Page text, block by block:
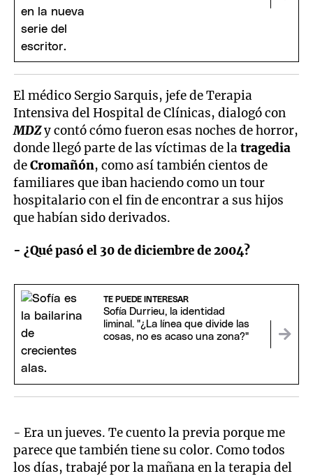
El médico Sergio Sarquis, jefe de Terapia
Intensiva del Hospital de Clínicas, dialogó con
MDZy contó cómo fueron esas noches de horror,
donde llegó parte de las víctimas de latragedia
deCromañón, como así también cientos de
familiares que iban haciendo como un tour
hospitalario con el fin de encontrar a sus hijos
que habían sido derivados.
- ¿Qué pasó el 30 de diciembre de 2004?
TE PUEDE INTERESAR
Sofía Durrieu, la identidad
liminal. "¿La línea que divide las
cosas, no es acaso una zona?"
- Era un jueves. Te cuento la previa porque me
parece que también tiene su color. Como todos
los días, trabajé por la mañana en la terapia del